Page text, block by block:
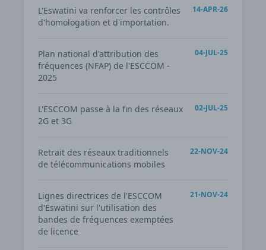
L'Eswatini va renforcer les contrôles
d'homologation et d'importation.
14-APR-26
Plan national d'attribution des
fréquences (NFAP) de l'ESCCOM -
2025
04-JUL-25
L'ESCCOM passe à la fin des réseaux
2G et 3G
02-JUL-25
Retrait des réseaux traditionnels
de télécommunications mobiles
22-NOV-24
Lignes directrices de l'ESCCOM
d'Eswatini sur l'utilisation des
bandes de fréquences exemptées
de licence
21-NOV-24